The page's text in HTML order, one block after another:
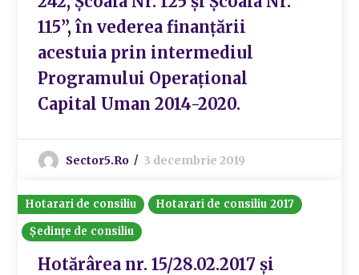
115”, în vederea finanțării
acestuia prin intermediul
Programului Operațional
Capital Uman 2014-2020.
Sector5.ro 3 decembrie 2019
Hotarari de consiliu
Hotarari de consiliu 2017
Ședințe de consiliu
Hotărârea nr. 15/28.02.2017 și